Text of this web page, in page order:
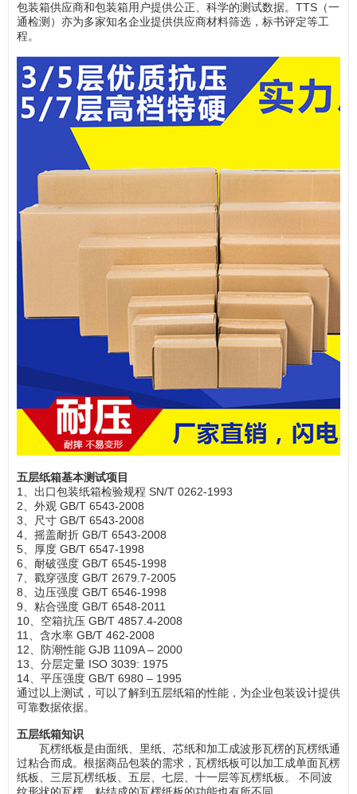
包装箱供应商和包装箱用户提供公正、科学的测试数据。TTS（一
通检测）亦为多家知名企业提供供应商材料筛选，标书评定等工
程。
五层纸箱基本测试项目
1、出口包装纸箱检验规程 SN/T 0262-1993
2、外观 GB/T 6543-2008
3、尺寸 GB/T 6543-2008
4、摇盖耐折 GB/T 6543-2008
5、厚度 GB/T 6547-1998
6、耐破强度 GB/T 6545-1998
7、戳穿强度 GB/T 2679.7-2005
8、边压强度 GB/T 6546-1998
9、粘合强度 GB/T 6548-2011
10、空箱抗压 GB/T 4857.4-2008
11、含水率 GB/T 462-2008
12、防潮性能 GJB 1109A – 2000
13、分层定量 ISO 3039: 1975
14、平压强度 GB/T 6980 – 1995
通过以上测试，可以了解到五层纸箱的性能，为企业包装设计提供
可靠数据依据。
五层纸箱知识
瓦楞纸板是由面纸、里纸、芯纸和加工成波形瓦楞的瓦楞纸通
过粘合而成。根据商品包装的需求，瓦楞纸板可以加工成单面瓦楞
纸板、三层瓦楞纸板、五层、七层、十一层等瓦楞纸板。 不同波